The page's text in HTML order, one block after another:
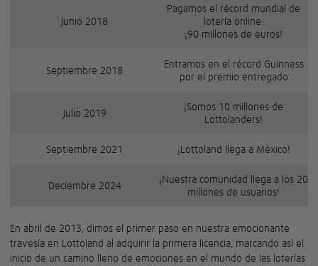
Junio 2018
Pagamos el récord mundial de
lotería online:
¡90 millones de euros!
Septiembre 2018
Entramos en el récord Guinness
por el premio entregado
Julio 2019
¡Somos 10 millones de
Lottolanders!
Septiembre 2021 ¡Lottoland llega a México!
Deciembre 2024
¡Nuestra comunidad llega a los 20
millones de usuarios!
En abril de 2013, dimos el primer paso en nuestra emocionante
travesía en Lottoland al adquirir la primera licencia, marcando así el
inicio de un camino lleno de emociones en el mundo de las loterías